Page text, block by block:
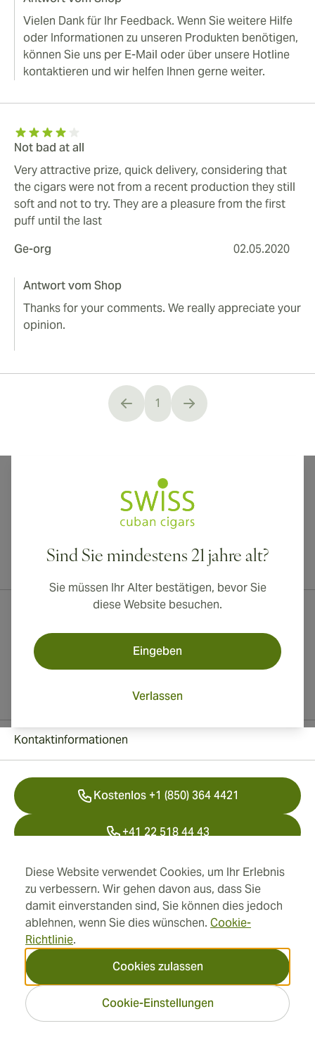
Diese Website verwendet Cookies, um Ihr Erlebnis
zu verbessern. Wir gehen davon aus, dass Sie
damit einverstanden sind, Sie können dies jedoch
ablehnen, wenn Sie dies wünschen. Cookie-
Richtlinie.
Cookies zulassen
Cookie-Einstellungen
Vielen Dank für Ihr Feedback. Wenn Sie weitere Hilfe
oder Informationen zu unseren Produkten benötigen,
können Sie uns per E-Mail oder über unsere Hotline
kontaktieren und wir helfen Ihnen gerne weiter.
Not bad at all
Very attractive prize, quick delivery, considering that
the cigars were not from a recent production they still
soft and not to try. They are a pleasure from the first
puff until the last
Ge-org
02.05.2020
Antwort vom Shop
Thanks for your comments. We really appreciate your
opinion.
You're currently reading page
1
Sind Sie mindestens 21 jahre alt?
Sie müssen Ihr Alter bestätigen, bevor Sie
diese Website besuchen.
Eingeben
Verlassen
Internationaler Versand nach Kanada, Vereinigtes Königreich und
Adresse
Informationen
Kontaktinformationen
Kostenlos +1 (850) 364 4421
+41 22 518 44 43
info@swisscubancigars.com
2026 SwissCubanCigars.de
— Cigar Group. Alle Rechte